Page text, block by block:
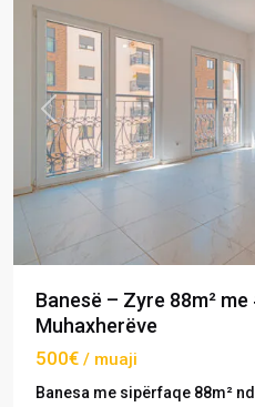
Previous
Banesë – Zyre 88m²
Muhaxherëve
500€ / muaji
Banesa me sipërfaqe 88m²